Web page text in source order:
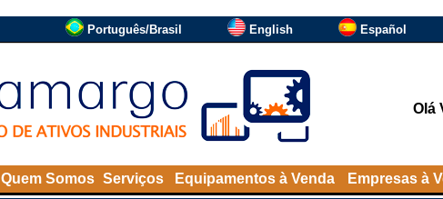
Português/Brasil English Español
Olá
Quem Somos Serviços Equipamentos à Venda Empresas à